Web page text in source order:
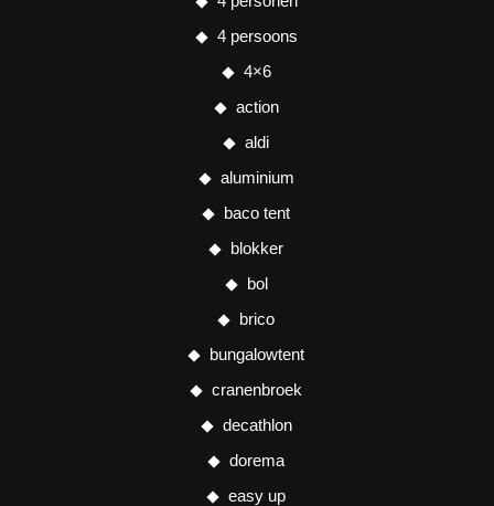
4 persoons
4×6
action
aldi
aluminium
baco tent
blokker
bol
brico
bungalowtent
cranenbroek
decathlon
dorema
easy up